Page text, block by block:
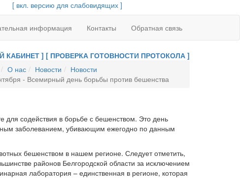
[ вкл. версию для слабовидящих ]
информация Контакты Обратная связь
КАБИНЕТ ] [ ПРОВЕРКА ГОТОВНОСТИ ПРОТОКОЛА ]
О нас Новости
Новости
- Всемирный день борьбы против бешенства
для содействия в борьбе с бешенством. Это день
заболеванием, убивающим ежегодно по данным
бешенством в нашем регионе. Следует отметить,
районов Белгородской области за исключением
лаборатория – единственная в регионе, которая